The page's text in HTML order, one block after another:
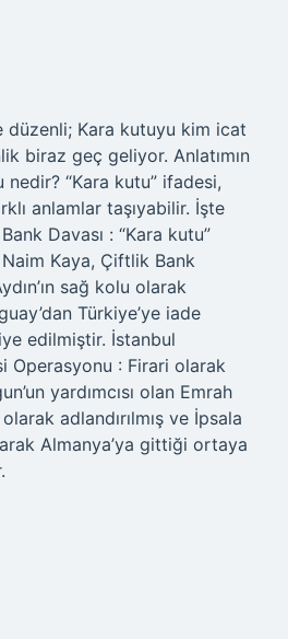
düzenli; Kara kutuyu kim icat
biraz geç geliyor. Anlatımın
nedir? “Kara kutu” ifadesi,
anlamlar taşıyabilir. İşte
Davası : “Kara kutu”
Kaya, Çiftlik Bank
sağ kolu olarak
Türkiye’ye iade
edilmiştir. İstanbul
Operasyonu : Firari olarak
yardımcısı olan Emrah
adlandırılmış ve İpsala
Almanya’ya gittiği ortaya